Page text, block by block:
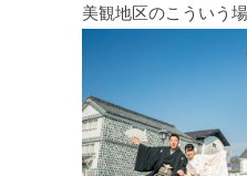
美観地区のこういう場